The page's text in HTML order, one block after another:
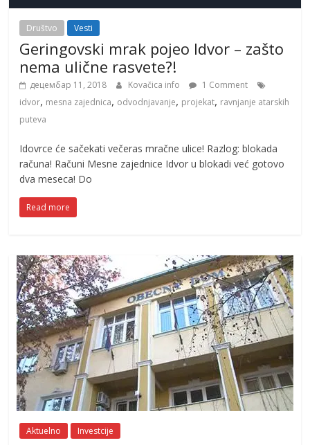
Društvo Vesti
Geringovski mrak pojeo Idvor – zašto
nema ulične rasvete?!
децембар 11, 2018 Kovačica info
1 Comment
idvor, mesna zajednica, odvodnjavanje, projekat, ravnjanje atarskih
puteva
Idovrce će sačekati večeras mračne ulice! Razlog: blokada
računa! Računi Mesne zajednice Idvor u blokadi već gotovo
dva meseca! Do
Read more
Aktuelno Investcije